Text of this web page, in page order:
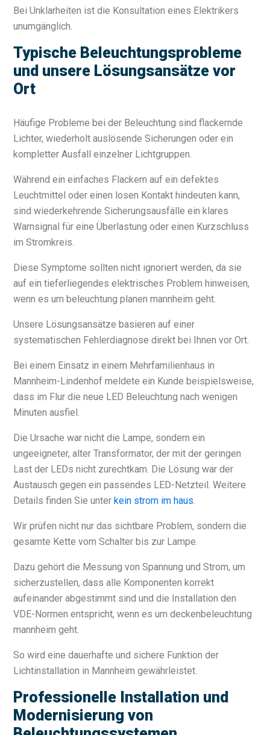
Bei Unklarheiten ist die Konsultation eines Elektrikers
unumgänglich.
Typische Beleuchtungsprobleme
und unsere Lösungsansätze vor
Ort
Häufige Probleme bei der Beleuchtung sind flackernde
Lichter, wiederholt auslösende Sicherungen oder ein
kompletter Ausfall einzelner Lichtgruppen.
Während ein einfaches Flackern auf ein defektes
Leuchtmittel oder einen losen Kontakt hindeuten kann,
sind wiederkehrende Sicherungsausfälle ein klares
Warnsignal für eine Überlastung oder einen Kurzschluss
im Stromkreis.
Diese Symptome sollten nicht ignoriert werden, da sie
auf ein tieferliegendes elektrisches Problem hinweisen,
wenn es um beleuchtung planen mannheim geht.
Unsere Lösungsansätze basieren auf einer
systematischen Fehlerdiagnose direkt bei Ihnen vor Ort.
Bei einem Einsatz in einem Mehrfamilienhaus in
Mannheim-Lindenhof meldete ein Kunde beispielsweise,
dass im Flur die neue LED Beleuchtung nach wenigen
Minuten ausfiel.
Die Ursache war nicht die Lampe, sondern ein
ungeeigneter, alter Transformator, der mit der geringen
Last der LEDs nicht zurechtkam. Die Lösung war der
Austausch gegen ein passendes LED-Netzteil. Weitere
Details finden Sie unter kein strom im haus
Wir prüfen nicht nur das sichtbare Problem, sondern die
gesamte Kette vom Schalter bis zur Lampe.
Dazu gehört die Messung von Spannung und Strom, um
sicherzustellen, dass alle Komponenten korrekt
aufeinander abgestimmt sind und die Installation den
VDE-Normen entspricht, wenn es um deckenbeleuchtung
mannheim geht.
So wird eine dauerhafte und sichere Funktion der
Lichtinstallation in Mannheim gewährleistet.
Professionelle Installation und
Modernisierung von